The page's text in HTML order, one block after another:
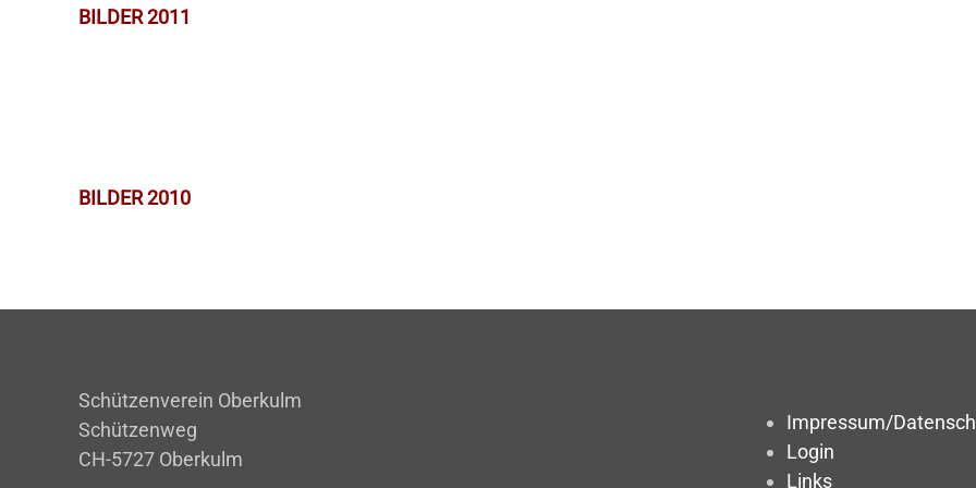
BILDER 2011
BILDER 2010
Schützenverein Oberkulm
Schützenweg
CH-5727 Oberkulm
Impressum/
Login
Links